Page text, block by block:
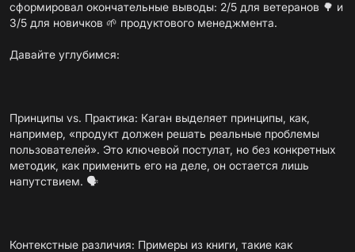
сформировал окончательные выводы: 2/5 для ветеранов 🌳 и
3/5 для новичков 🌱 продуктового менеджмента.
Давайте углубимся:
Принципы vs. Практика: Каган выделяет принципы, как,
например, «продукт должен решать реальные проблемы
пользователей». Это ключевой постулат, но без конкретных
методик, как применить его на деле, он остается лишь
напутствием. 🗣️
Контекстные различия: Примеры из книги, такие как